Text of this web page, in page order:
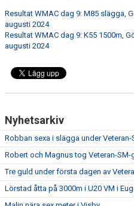
Resultat WMAC dag 9: M85 slägga,
augusti 2024
Resultat WMAC dag 9: K55 1500m,
augusti 2024
Nyhetsarkiv
Robban sexa i slägga under
Robert och Magnus tog Veteran-
Tre guld under första dagen av
Lörstad åtta på 3000m i U20 VM i